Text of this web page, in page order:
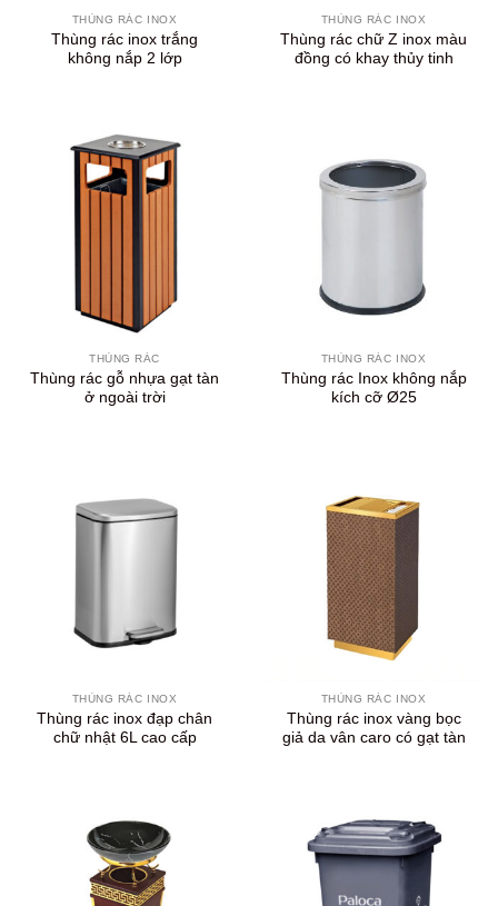
THÙNG RÁC INOX
Thùng rác inox trắng
không nắp 2 lớp
THÙNG RÁC INOX
Thùng rác chữ Z inox màu
đồng có khay thủy tinh
THÙNG RÁC
Thùng rác gỗ nhựa gạt tàn
ở ngoài trời
THÙNG RÁC INOX
Thùng rác Inox không nắp
kích cỡ Ø25
THÙNG RÁC INOX
Thùng rác inox đạp chân
chữ nhật 6L cao cấp
THÙNG RÁC INOX
Thùng rác inox vàng bọc
giả da vân caro có gạt tàn